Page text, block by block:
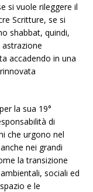
si vuole rileggere il
Scritture, se si
shabbat, quindi,
accadendo in una
la sua 19°
di
che urgono nel
nei grandi
la transizione
sociali ed
e le